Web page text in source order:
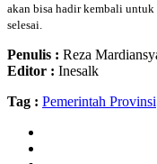
akan bisa hadir kembali untuk
selesai.
Penulis : Reza
Editor : Inesalk
Tag : Pemerintah Provinsi